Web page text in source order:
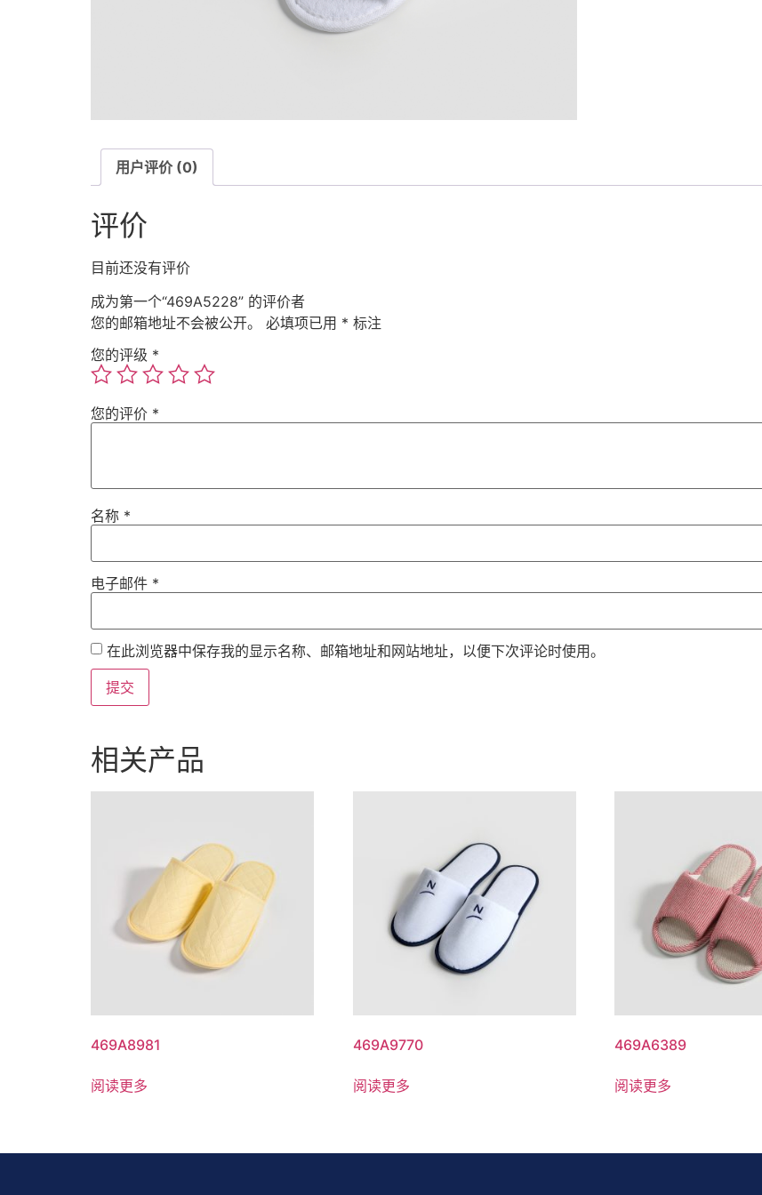
用户评价 (0)
评价
目前还没有评价
成为第一个“469A5228” 的评价者
您的邮箱地址不会被公开。
必填项已用 * 标注
您的评级 *
您的评价 *
名称 *
电子邮件 *
在此浏览器中保存我的显示名称、邮箱地址和网站地址，以便下次评论时使用。
相关产品
469A8981
阅读更多
469A9770
阅读更多
469A6389
阅读更多